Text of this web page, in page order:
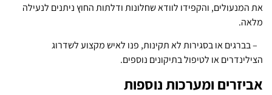
את המנעולים, והקפידו לוודא שחלונות ודלתות החוץ ניתנים לנעילה
מלאה.
– בברגים או בסגירות לא תקינות, פנו לאיש מקצוע לשדרוג
הצילינדרים או לטיפול בתיקונים נוספים.
אביזרים ומערכות נוספות